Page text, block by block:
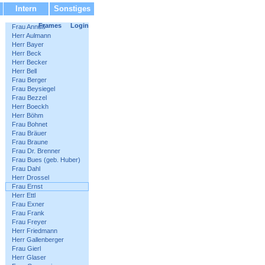
Frames Login
Intern Sonstiges
Frau Annuß
Herr Aulmann
Herr Bayer
Herr Beck
Herr Becker
Herr Bell
Frau Berger
Frau Beysiegel
Frau Bezzel
Herr Boeckh
Herr Böhm
Frau Bohnet
Frau Bräuer
Frau Braune
Frau Dr. Brenner
Frau Bues (geb. Huber)
Frau Dahl
Herr Drossel
Frau Ernst
Herr Ettl
Frau Exner
Frau Frank
Frau Freyer
Herr Friedmann
Herr Gallenberger
Frau Gierl
Herr Glaser